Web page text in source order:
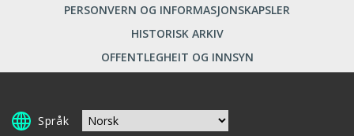
PERSONVERN OG INFORMASJONSKAPSLER
HISTORISK ARKIV
OFFENTLEGHEIT OG INNSYN
Språk